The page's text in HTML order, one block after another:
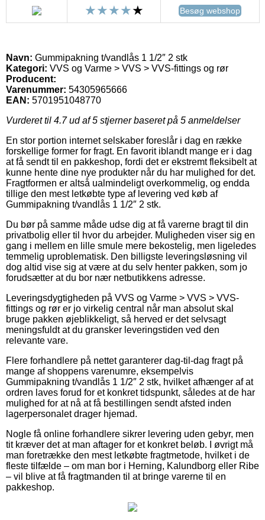
Besøg webshop
Navn: Gummipakning t/vandlås 1 1/2″ 2 stk
Kategori: VVS og Varme > VVS > VVS-fittings og rør
Producent:
Varenummer: 54305965666
EAN: 5701951048770
Vurderet til 4.7ud af 5 stjerner baseret på 5 anmeldelser
En stor portion internet selskaber foreslår i dag en række
forskellige former for fragt. En favorit iblandt mange er i dag
at få sendt til en pakkeshop, fordi det er ekstremt fleksibelt at
kunne hente dine nye produkter når du har mulighed for det.
Fragtformen er altså ualmindeligt overkommelig, og endda
tillige den mest letkøbte type af levering ved køb af
Gummipakning t/vandlås 1 1/2″ 2 stk.
Du bør på samme måde udse dig at få varerne bragt til din
privatbolig eller til hvor du arbejder. Muligheden viser sig en
gang i mellem en lille smule mere bekostelig, men ligeledes
temmelig uproblematisk. Den billigste leveringsløsning vil
dog altid vise sig at være at du selv henter pakken, som jo
forudsætter at du bor nær netbutikkens adresse.
Leveringsdygtigheden på VVS og Varme > VVS > VVS-
fittings og rør er jo virkelig central når man absolut skal
bruge pakken øjeblikkeligt, så herved er det selvsagt
meningsfuldt at du gransker leveringstiden ved den
relevante vare.
Flere forhandlere på nettet garanterer dag-til-dag fragt på
mange af shoppens varenumre, eksempelvis
Gummipakning t/vandlås 1 1/2″ 2 stk, hvilket afhænger af at
ordren laves forud for et konkret tidspunkt, således at de har
mulighed for at nå at få bestillingen sendt afsted inden
lagerpersonalet drager hjemad.
Nogle få online forhandlere sikrer levering uden gebyr, men
tit kræver det at man aftager for et konkret beløb. I øvrigt må
man foretrække den mest letkøbte fragtmetode, hvilket i de
fleste tilfælde – om man bor i Herning, Kalundborg eller Ribe
– vil blive at få fragtmanden til at bringe varerne til en
pakkeshop.